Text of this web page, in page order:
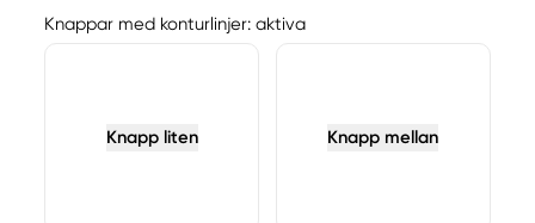
Knappar med konturlinjer: aktiva
Knapp liten Knapp mellan